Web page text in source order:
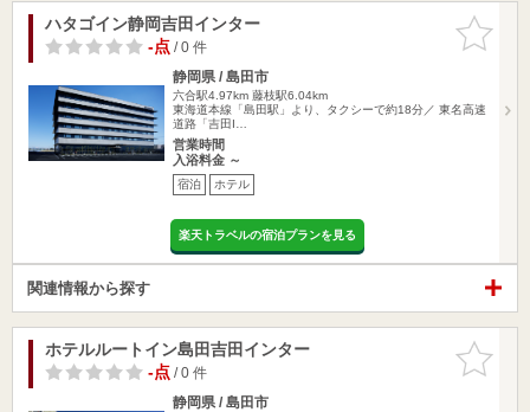
お気に入
りに追加
ハタゴイン静岡吉田インター
-点/ 0 件
静岡県 / 島田市
六合駅4.97km 藤枝駅6.04km
東海道本線「島田駅」より、タクシーで約18分／ 東名高速
道路「吉田I…
営業時間
入浴料金 ～
宿泊 ホテル
楽天トラベルの宿泊プランを見る
関連情報から探す
お気に入
りに追加
ホテルルートイン島田吉田インター
-点/ 0 件
静岡県 / 島田市